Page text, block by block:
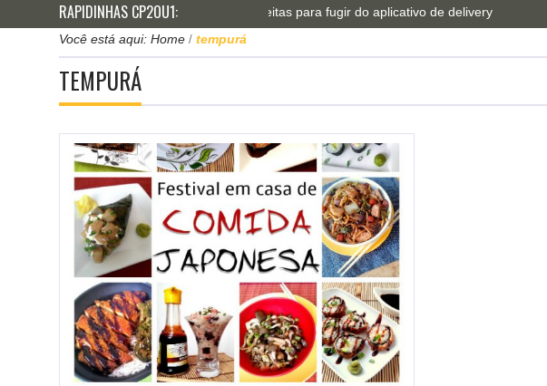
RAPIDINHAS CP2OU1:Jantar pá-pum: receitas para fugir do aplicativo de delivery
Você está aqui: Home / tempurá
TEMPURÁ